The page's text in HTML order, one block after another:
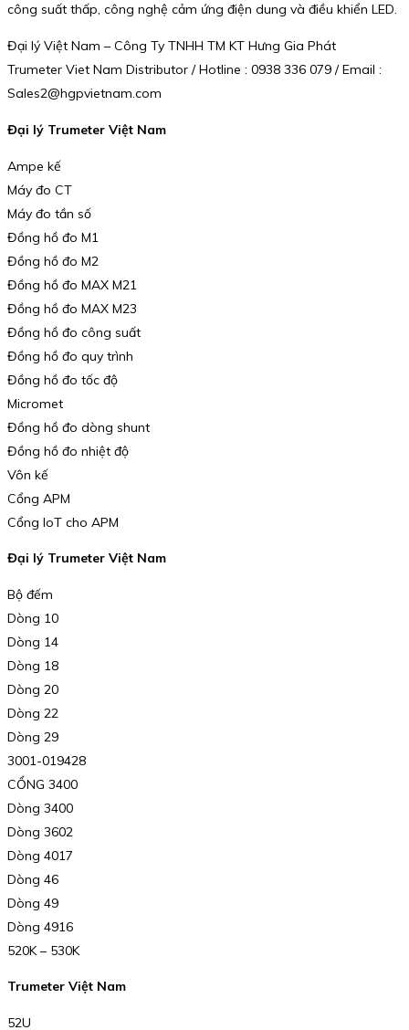
công suất thấp, công nghệ cảm ứng điện dung và điều khiển LED.
Đại lý Việt Nam – Công Ty TNHH TM KT Hưng Gia Phát
Trumeter Viet Nam Distributor / Hotline : 0938 336 079 / Email :
Sales2@hgpvietnam.com
Đại lý Trumeter Việt Nam
Ampe kế
Máy đo CT
Máy đo tần số
Đồng hồ đo M1
Đồng hồ đo M2
Đồng hồ đo MAX M21
Đồng hồ đo MAX M23
Đồng hồ đo công suất
Đồng hồ đo quy trình
Đồng hồ đo tốc độ
Micromet
Đồng hồ đo dòng shunt
Đồng hồ đo nhiệt độ
Vôn kế
Cổng APM
Cổng IoT cho APM
Đại lý Trumeter Việt Nam
Bộ đếm
Dòng 10
Dòng 14
Dòng 18
Dòng 20
Dòng 22
Dòng 29
3001-019428
CỔNG 3400
Dòng 3400
Dòng 3602
Dòng 4017
Dòng 46
Dòng 49
Dòng 4916
520K – 530K
Trumeter Việt Nam
52U